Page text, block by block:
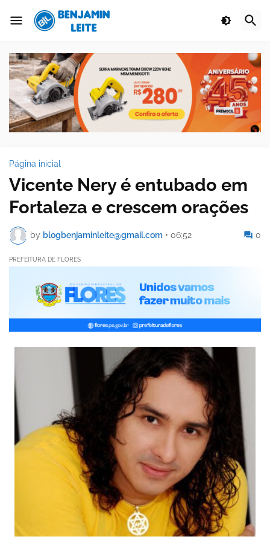
Página inicial
Vicente Nery é entubado em
Fortaleza e crescem orações
by blogbenjaminleite@gmail.com • 06:52 0
PREFEITURA DE FLORES